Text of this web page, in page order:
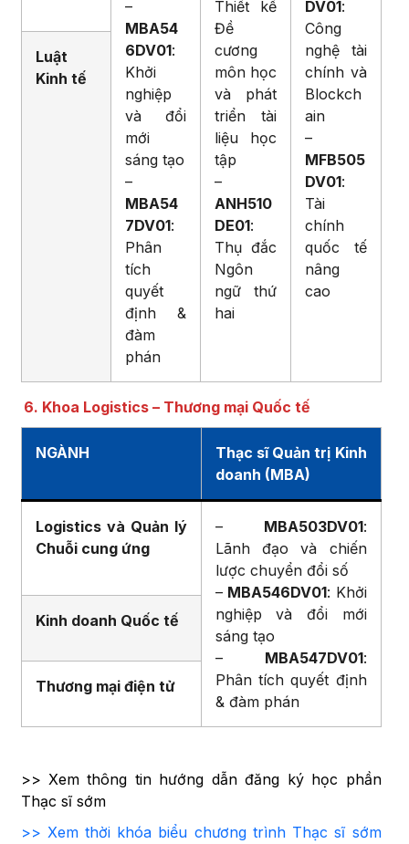
–
MBA54
6DV01:
Khởi
nghiệp
và đổi
mới
sáng tạo
–
MBA54
7DV01:
Phân
tích
quyết
định &
đàm
phán
Thiết kế
Đề
cương
môn học
và phát
triển tài
liệu học
tập
–
ANH510
DE01:
Thụ đắc
Ngôn
ngữ thứ
hai
DV01:
Công
nghệ tài
chính và
Blockch
ain
–
MFB505
DV01:
Tài
chính
quốc tế
nâng
cao
Luật
Kinh tế
6. Khoa Logistics – Thương mại Quốc tế
NGÀNH
Thạc sĩ Quản trị Kinh
doanh (MBA)
Logistics và Quản lý
Chuỗi cung ứng
– MBA503DV01:
Lãnh đạo và chiến
lược chuyển đổi số
– MBA546DV01: Khởi
nghiệp và đổi mới
sáng tạo
– MBA547DV01:
Phân tích quyết định
& đàm phán
Kinh doanh Quốc tế
Thương mại điện tử
>> Xem thông tin hướng dẫn đăng ký học phần
Thạc sĩ sớm
>> Xem thời khóa biểu chương trình Thạc sĩ sớm